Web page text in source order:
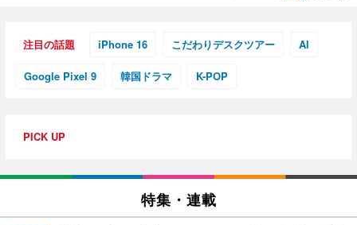
注目の話題 iPhone 16 こだわりデスクツアー AI
Google Pixel 9 韓国ドラマ K-POP
PICK UP
特集・連載